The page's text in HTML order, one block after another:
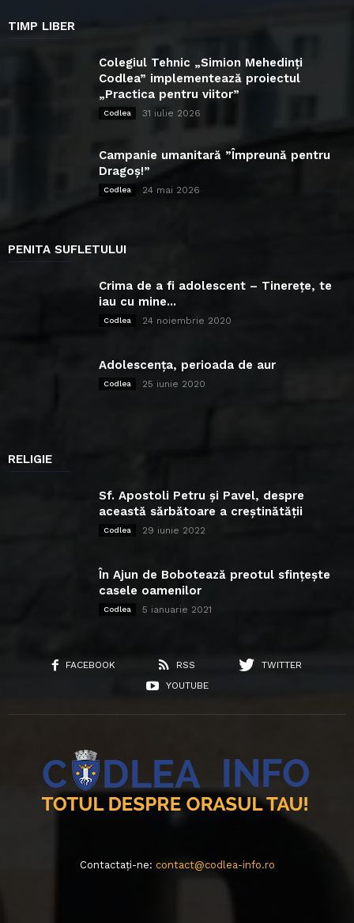
TIMP LIBER
Colegiul Tehnic „Simion Mehedinți
Codlea” implementează proiectul
„Practica pentru viitor”
Codlea 31 iulie 2026
Campanie umanitară ”Împreună pentru
Dragoș!”
Codlea 24 mai 2026
PENITA SUFLETULUI
Crima de a fi adolescent – Tinerețe, te
iau cu mine...
Codlea 24 noiembrie 2020
Adolescența, perioada de aur
Codlea 25 iunie 2020
RELIGIE
Sf. Apostoli Petru și Pavel, despre
această sărbătoare a creștinătății
Codlea 29 iunie 2022
În Ajun de Bobotează preotul sfințește
casele oamenilor
Codlea 5 ianuarie 2021
FACEBOOK RSS
TWITTER
YOUTUBE
Contactați-ne: contact@codlea-info.ro